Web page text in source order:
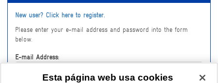
New user? Click here to register.
Please enter your e-mail address and password into the form
below.
E-mail Address:
Esta página web usa cookies